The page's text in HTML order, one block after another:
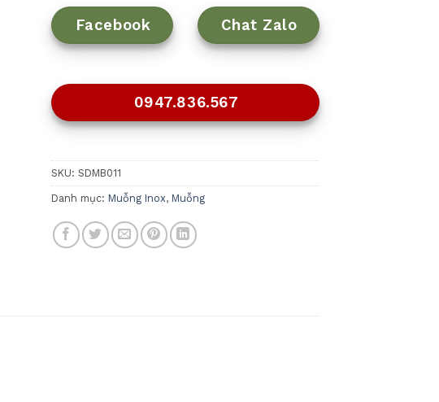
Facebook Chat Zalo
0947.836.567
SKU: SDMB011
Danh mục: Muỗng Inox, Muỗng